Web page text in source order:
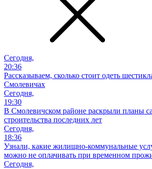
Сегодня,
20:36
Рассказываем, сколько стоит одеть
Смолевичах
Сегодня,
19:30
В Смолевичском районе раскрыли планы
строительства последних лет
Сегодня,
18:36
Узнали, какие жилищно-коммунальные
можно не оплачивать при временном
Сегодня,